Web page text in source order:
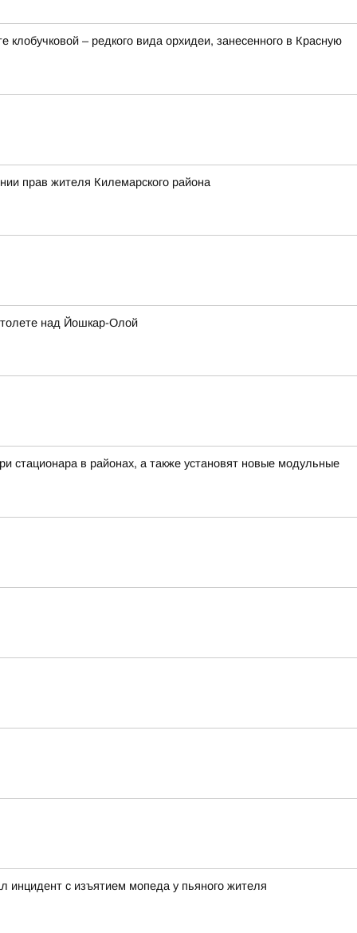
– редкого вида орхидеи, занесенного в Красную
прав жителя Килемарского района
над Йошкар-Олой
стационара в районах, а также установят новые модульные
инцидент с изъятием мопеда у пьяного жителя